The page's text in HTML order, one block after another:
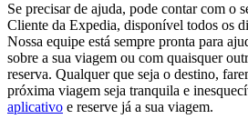
Se precisar de ajuda, pode contar com o
Cliente da Expedia, disponível todos os
Nossa equipe está sempre pronta para
sobre a sua viagem ou com quaisquer
reserva. Qualquer que seja o destino,
próxima viagem seja tranquila e
aplicativo e reserve já a sua viagem.